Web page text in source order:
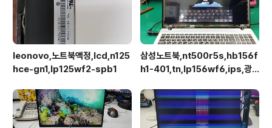
leonovo,노트북액정,lcd,n125
hce-gn1,lp125wf2-spb1
삼성노트북,nt500r5s,hb156f
h1-401,tn,lp156wf6,ips,광